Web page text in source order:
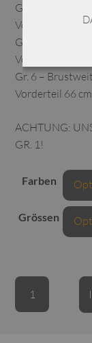
Gr. 4 –
Vorderteil 64
Gr. 5 –
Vorderteil 65 cm
Gr. 6 –
Vorderteil 66
ACHTUNG:
GR. 1!
Farben
Grössen
ELLi
Bluse